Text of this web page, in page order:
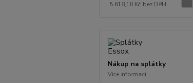
5 618,18 Kč bez DPH
Nákup na splátky
Více informací